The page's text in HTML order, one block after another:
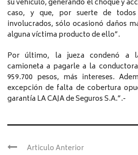
su vehículo, generando el choque y
caso, y que, por suerte de todos
involucrados, sólo ocasionó daños
alguna víctima producto de ello”.
Por último, la jueza condenó a
camioneta a pagarle a la
959.700 pesos, más intereses.
excepción de falta de cobertura
garantía LA CAJA de Seguros S.A.”.-
Articulo Anterior